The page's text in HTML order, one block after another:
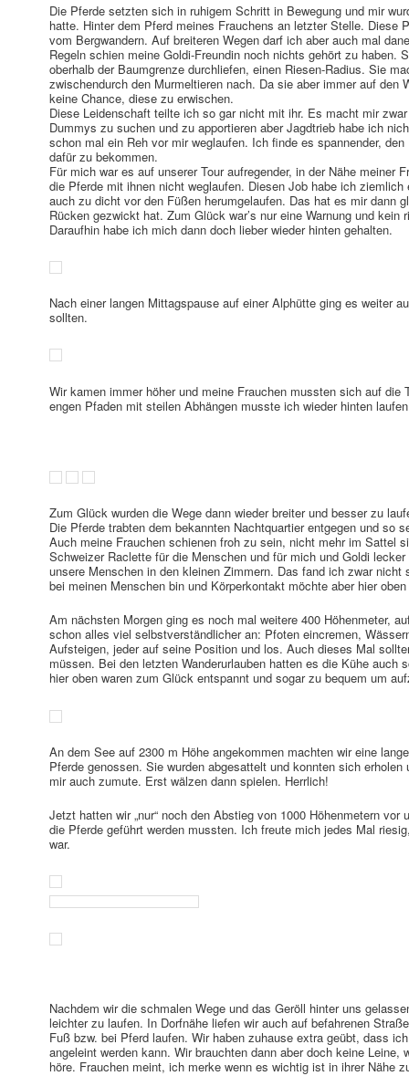
Die Pferde setzten sich in ruhigem Schritt in Bewegung und mir
hatte. Hinter dem Pferd meines Frauchens an letzter Stelle. Diese
vom Bergwandern. Auf breiteren Wegen darf ich aber auch mal
Regeln schien meine Goldi-Freundin noch nichts gehört zu haben.
oberhalb der Baumgrenze durchliefen, einen Riesen-Radius. Sie
zwischendurch den Murmeltieren nach. Da sie aber immer auf den
keine Chance, diese zu erwischen.
Diese Leidenschaft teilte ich so gar nicht mit ihr. Es macht mir
Dummys zu suchen und zu apportieren aber Jagdtrieb habe ich
schon mal ein Reh vor mir weglaufen. Ich finde es spannender,
dafür zu bekommen.
Für mich war es auf unserer Tour aufregender, in der Nähe meiner
die Pferde mit ihnen nicht weglaufen. Diesen Job habe ich
auch zu dicht vor den Füßen herumgelaufen. Das hat es mir dann
Rücken gezwickt hat. Zum Glück war’s nur eine Warnung und kein
Daraufhin habe ich mich dann doch lieber wieder hinten gehalten.
Nach einer langen Mittagspause auf einer Alphütte ging es weiter
sollten.
Wir kamen immer höher und meine Frauchen mussten sich auf
engen Pfaden mit steilen Abhängen musste ich wieder hinten
Zum Glück wurden die Wege dann wieder breiter und besser zu
Die Pferde trabten dem bekannten Nachtquartier entgegen und so
Auch meine Frauchen schienen froh zu sein, nicht mehr im Sattel
Schweizer Raclette für die Menschen und für mich und Goldi
unsere Menschen in den kleinen Zimmern. Das fand ich zwar
bei meinen Menschen bin und Körperkontakt möchte aber hier
Am nächsten Morgen ging es noch mal weitere 400 Höhenmeter,
schon alles viel selbstverständlicher an: Pfoten eincremen,
Aufsteigen, jeder auf seine Position und los. Auch dieses Mal
müssen. Bei den letzten Wanderurlauben hatten es die Kühe auch
hier oben waren zum Glück entspannt und sogar zu bequem um
An dem See auf 2300 m Höhe angekommen machten wir eine
Pferde genossen. Sie wurden abgesattelt und konnten sich
mir auch zumute. Erst wälzen dann spielen. Herrlich!
Jetzt hatten wir „nur“ noch den Abstieg von 1000 Höhenmetern
die Pferde geführt werden mussten. Ich freute mich jedes Mal
war.
Nachdem wir die schmalen Wege und das Geröll hinter uns
leichter zu laufen. In Dorfnähe liefen wir auch auf befahrenen
Fuß bzw. bei Pferd laufen. Wir haben zuhause extra geübt, dass
angeleint werden kann. Wir brauchten dann aber doch keine
höre. Frauchen meint, ich merke wenn es wichtig ist in ihrer Nähe